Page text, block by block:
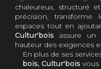
chaleureux, structuré
précision,
espaces tout en
Cultur'bois assure un
hauteur des exigences
En plus de ses
bois, Cultur'bois vous